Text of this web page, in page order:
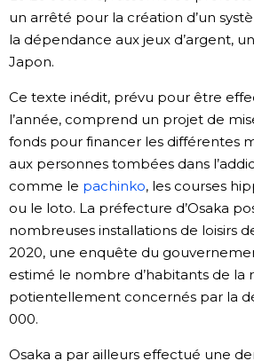
Culture
Gastronomie
Le japonais
En plus
Séries
un arrêté pour la création d’un
la dépendance aux jeux d’argent,
Japon.
Ce texte inédit, prévu pour être
l’année, comprend un projet de
fonds pour financer les différentes
aux personnes tombées dans
comme le pachinko, les courses
ou le loto. La préfecture d’Osaka
nombreuses installations de loisirs
2020, une enquête du
estimé le nombre d’habitants de la
potientellement concernés par la
000.
Osaka a par ailleurs effectué une